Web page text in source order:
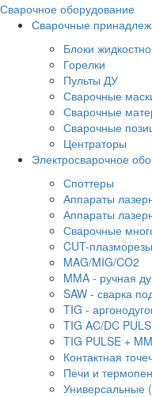
Сварочное оборудование
Сварочные
Блоки
Горелки
Пульты ДУ
Сварочные
Сварочные
Сварочные
Центраторы
Электросварочное
Споттеры
Аппараты
Аппараты
Сварочные
CUT-плазморезы
MAG/MIG/CO2
MMA - ручная
SAW - сварка
TIG -
TIG AC/DC
TIG PULSE +
Контактная
Печи и
Универсальные